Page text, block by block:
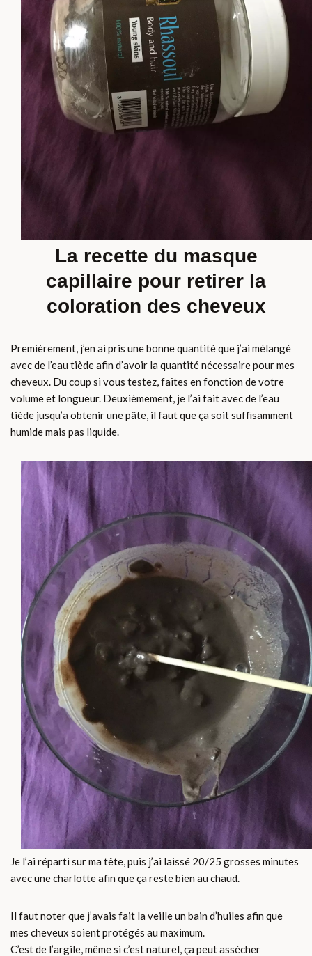
La recette du masque
capillaire pour retirer la
coloration des cheveux
Premièrement, j’en ai pris une bonne quantité que j’ai mélangé
avec de l’eau tiède afin d’avoir la quantité nécessaire pour mes
cheveux. Du coup si vous testez, faites en fonction de votre
volume et longueur. Deuxièmement, je l’ai fait avec de l’eau
tiède jusqu’a obtenir une pâte, il faut que ça soit suffisamment
humide mais pas liquide.
Je l’ai réparti sur ma tête, puis j’ai laissé 20/25 grosses minutes
avec une charlotte afin que ça reste bien au chaud.
Il faut noter que j’avais fait la veille un bain d’huiles afin que
mes cheveux soient protégés au maximum.
C’est de l’argile, même si c’est naturel, ça peut assécher